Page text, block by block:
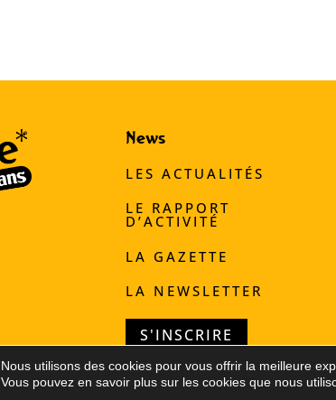
News
LES ACTUALITÉS
LE RAPPORT
D’ACTIVITÉ
LA GAZETTE
LA NEWSLETTER
S'INSCRIRE
Nous utilisons des cookies pour vous offrir la meilleure
Vous pouvez en savoir plus sur les cookies que nous